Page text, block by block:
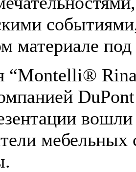
материале
“Montelli®